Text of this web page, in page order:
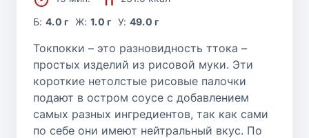
Б:4.0 г Ж: 1.0 г У: 49.0 г
Токпокки – это разновидность ттока –
простых изделий из рисовой муки. Эти
короткие нетолстые рисовые палочки
подают в остром соусе с добавлением
самых разных ингредиентов, так как сами
по себе они имеют нейтральный вкус. По